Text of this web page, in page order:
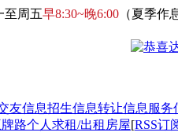
至周五早8:30~晚6:00 （夏季作
友信息招生信息转让信息 服务
路个人求租/出租房屋[RSS订